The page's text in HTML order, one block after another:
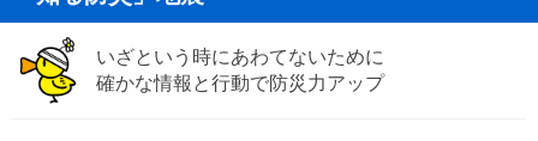
いざという時にあわてないために
確かな情報と行動で防災力アップ